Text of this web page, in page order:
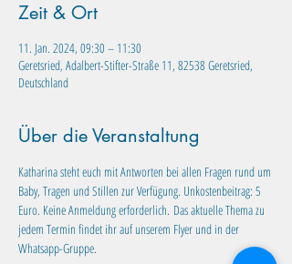
Zeit & Ort
11. Jan. 2024, 09:30 – 11:30
Geretsried, Adalbert-Stifter-Straße 11, 82538 Geretsried,
Deutschland
Über die Veranstaltung
Katharina steht euch mit Antworten bei allen Fragen rund um
Baby, Tragen und Stillen zur Verfügung. Unkostenbeitrag: 5
Euro. Keine Anmeldung erforderlich. Das aktuelle Thema zu
jedem Termin findet ihr auf unserem Flyer und in der
Whatsapp-Gruppe.